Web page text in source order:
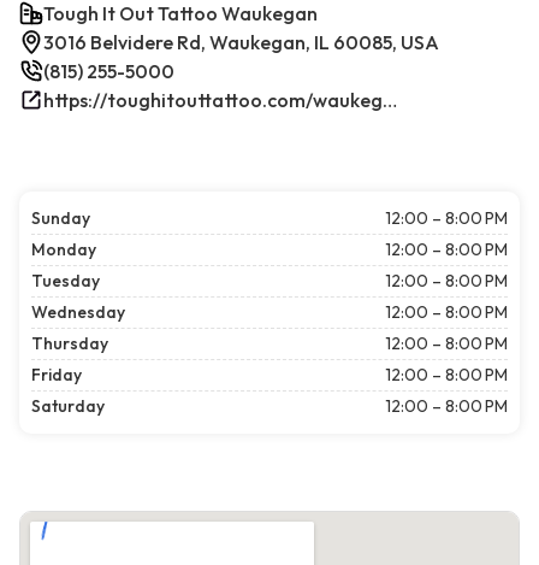
Tough It Out Tattoo Waukegan
3016 Belvidere Rd, Waukegan, IL 60085, USA
(815) 255-5000
https://toughitouttattoo.com/waukegan/
Sunday
12:00 – 8:00 PM
Monday
12:00 – 8:00 PM
Tuesday
12:00 – 8:00 PM
Wednesday
12:00 – 8:00 PM
Thursday
12:00 – 8:00 PM
Friday
12:00 – 8:00 PM
Saturday
12:00 – 8:00 PM